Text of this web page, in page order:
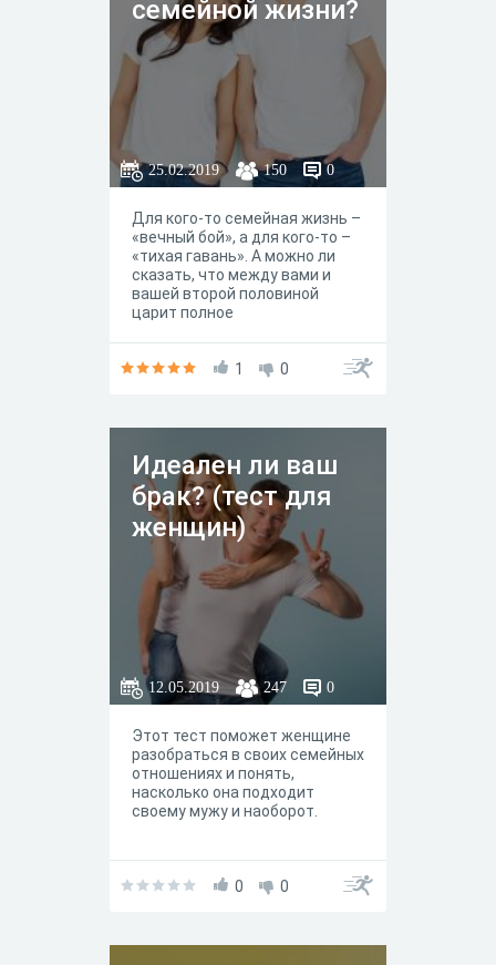
семейной жизни?
25.02.2019 150 0
Для кого-то семейная жизнь –
«вечный бой», а для кого-то –
«тихая гавань». А можно ли
сказать, что между вами и
вашей второй половиной
царит полное
тест.
1 0
Идеален ли ваш
брак? (тест для
женщин)
12.05.2019 247 0
Этот тест поможет женщине
разобраться в своих семейных
отношениях и понять,
насколько она подходит
своему мужу и наоборот.
0 0